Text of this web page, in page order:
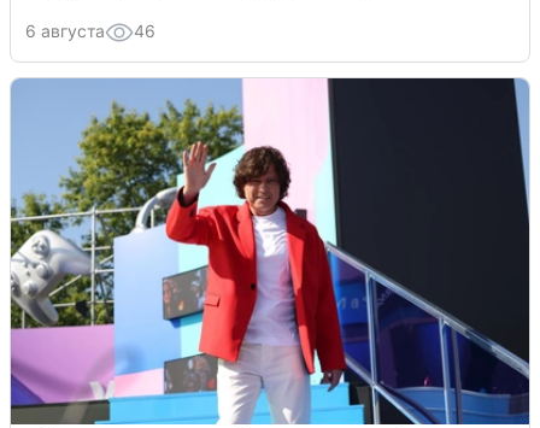
6 августа 46